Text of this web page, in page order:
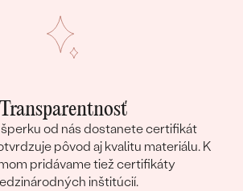
Transparentnosť
šperku od nás dostanete certifikát
pôvod aj kvalitu materiálu. K
pridávame tiež certifikáty
inštitúcií.